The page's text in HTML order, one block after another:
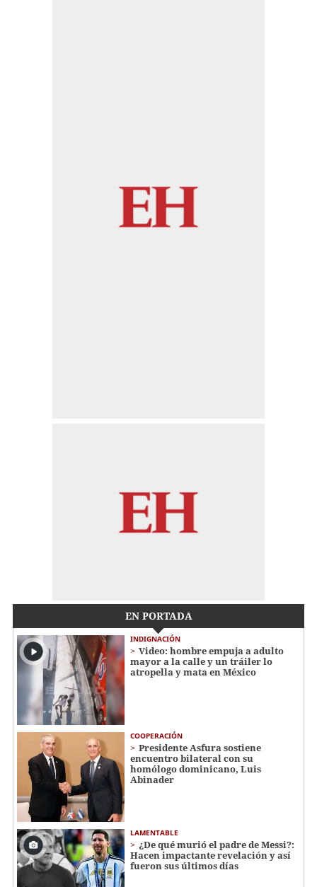
EN PORTADA
INDIGNACIÓN
Video: hombre empuja a adulto
mayor a la calle y un tráiler lo
atropella y mata en México
COOPERACIÓN
Presidente Asfura sostiene
encuentro bilateral con su
homólogo dominicano, Luis
Abinader
LAMENTABLE
¿De qué murió el padre de Messi?:
Hacen impactante revelación y así
fueron sus últimos días